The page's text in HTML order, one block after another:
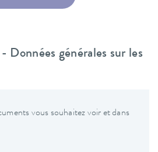
Données générales sur les
vous souhaitez voir et dans